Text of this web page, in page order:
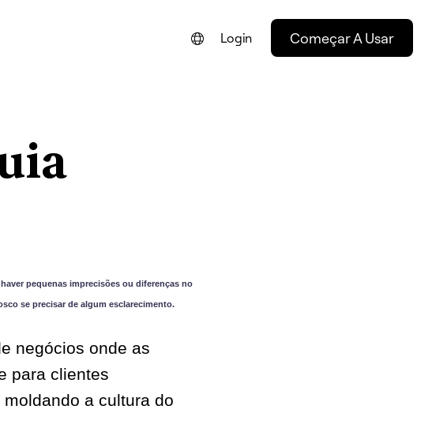
Login Começar A Usar
pequenas imprecisões ou diferenças no
se precisar de algum esclarecimento.
negócios onde as
para clientes
a cultura do